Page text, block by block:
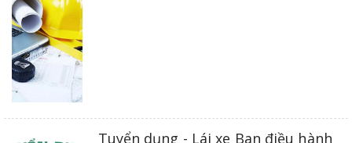
Tuyển dụng - Lái xe Ban điều hành